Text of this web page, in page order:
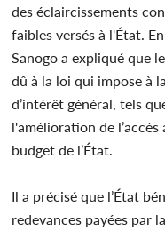
des éclaircissements
faibles versés à l'État.
Sanogo a expliqué que
dû à la loi qui impose à la
d’intérêt général, tels
l'amélioration de l’accès
budget de l’État.
Il a précisé que l’État
redevances payées par la